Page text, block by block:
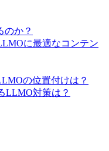
のか？
に最適なコンテン
の位置付けは？
LLMO対策は？